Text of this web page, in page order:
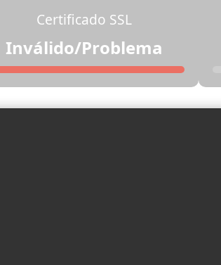
Certificado SSL
Inválido/Problema